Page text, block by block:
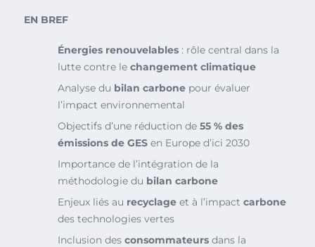
EN BREF
Énergies renouvelables : rôle central dans la
lutte contre le changement climatique
Analyse du bilan carbone pour évaluer
l’impact environnemental
Objectifs d’une réduction de 55 % des
émissions de GES en Europe d’ici 2030
Importance de l’intégration de la
méthodologie du bilan carbone
Enjeux liés au recyclage et à l’impact carbone
des technologies vertes
Inclusion des consommateurs dans la